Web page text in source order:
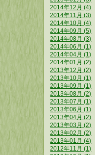
2014年12月 (4)
2014年11月 (3)
2014年10月 (4)
2014年09月 (5)
2014年08月 (3)
2014年06月 (1)
2014年04月 (1)
2014年01月 (2)
2013年12月 (2)
2013年10月 (1)
2013年09月 (1)
2013年08月 (2)
2013年07月 (1)
2013年06月 (1)
2013年04月 (2)
2013年03月 (2)
2013年02月 (2)
2013年01月 (4)
2012年11月 (1)